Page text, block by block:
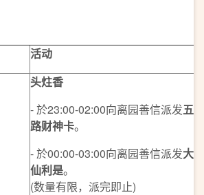
活动
头炷香
- 於23:00-02:00向离园善信派发五
路财神卡。
- 於00:00-03:00向离园善信派发大
仙利是。
(数量有限，派完即止)